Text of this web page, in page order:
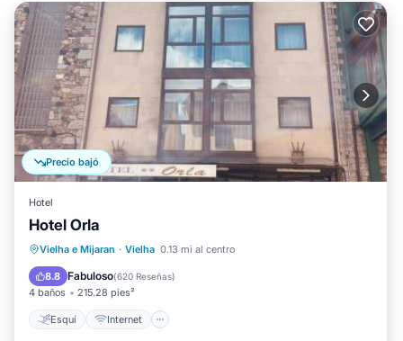
Precio bajó
Hotel
Hotel Orla
Vielha e Mijaran · Vielha 0.13 mi al centro
8.8 Fabuloso(620 Reseñas)
4 baños 215.28 pies²
Esquí Internet
Esquí Internet
Accesibilidad
TV